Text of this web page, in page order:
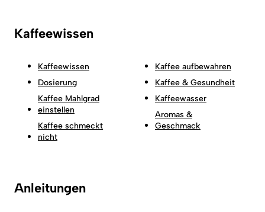
Kaffeewissen
Kaffeewissen
Dosierung
Kaffee Mahlgrad
einstellen
Kaffee schmeckt
nicht
Kaffee aufbewahren
Kaffee & Gesundheit
Kaffeewasser
Aromas &
Geschmack
Anleitungen